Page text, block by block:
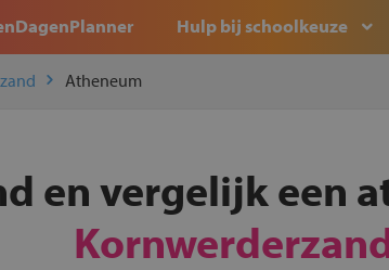
Hulp bij schoolkeuze
Atheneum
en vergelijk een